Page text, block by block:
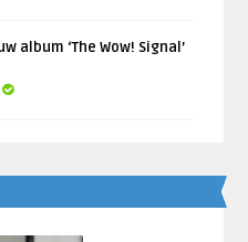
album ‘The Wow! Signal’